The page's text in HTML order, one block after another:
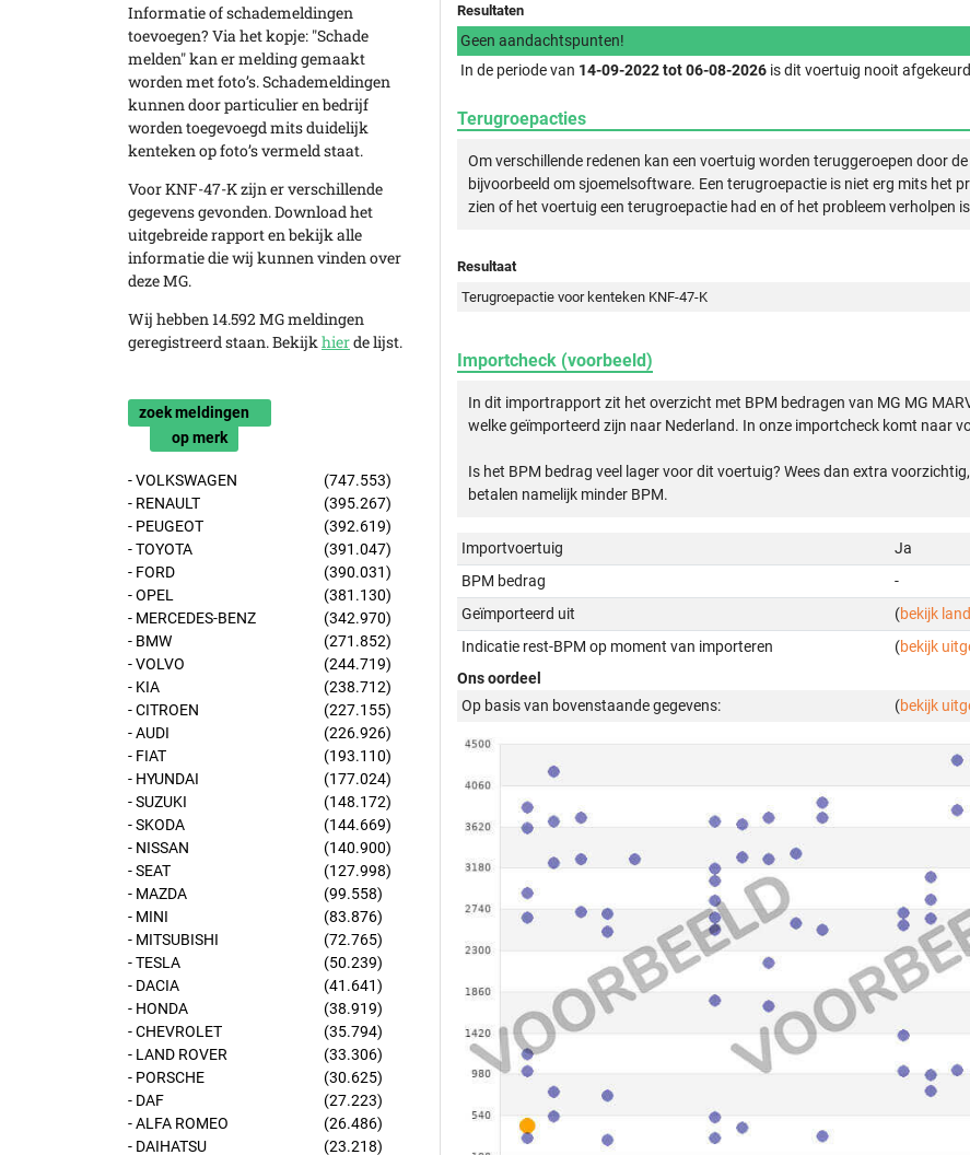
Informatie of schademeldingen
toevoegen? Via het kopje: "Schade
melden" kan er melding gemaakt
worden met foto’s. Schademeldingen
kunnen door particulier en bedrijf
worden toegevoegd mits duidelijk
kenteken op foto’s vermeld staat.
Voor KNF-47-K zijn er verschillende
gegevens gevonden. Download het
uitgebreide rapport en bekijk alle
informatie die wij kunnen vinden over
deze MG.
Wij hebben 14.592 MG meldingen
geregistreerd staan. Bekijkhierde lijst.
zoek meldingen
op merk
- VOLKSWAGEN
(747.553)
- RENAULT
(395.267)
- PEUGEOT
(392.619)
- TOYOTA
(391.047)
- FORD
(390.031)
- OPEL
(381.130)
- MERCEDES-BENZ
(342.970)
- BMW
(271.852)
- VOLVO
(244.719)
- KIA
(238.712)
- CITROEN
(227.155)
- AUDI
(226.926)
- FIAT
(193.110)
- HYUNDAI
(177.024)
- SUZUKI
(148.172)
- SKODA
(144.669)
- NISSAN
(140.900)
- SEAT
(127.998)
- MAZDA
(99.558)
- MINI
(83.876)
- MITSUBISHI
(72.765)
- TESLA
(50.239)
- DACIA
(41.641)
- HONDA
(38.919)
- CHEVROLET
(35.794)
- LAND ROVER
(33.306)
- PORSCHE
(30.625)
- DAF
(27.223)
- ALFA ROMEO
(26.486)
- DAIHATSU
(23.218)
Resultaten
Geen aandachtspunten!
In de periode van 14-09-2022 tot 06-08-2026 is dit voertuig nooit
Terugroepacties
Om verschillende redenen kan een voertuig worden teruggeroepen door
bijvoorbeeld om sjoemelsoftware. Een terugroepactie is niet erg mits het
zien of het voertuig een terugroepactie had en of het probleem verholpen
Resultaat
Terugroepactie voor kenteken KNF-47-K
Importcheck (voorbeeld)
In dit importrapport zit het overzicht met BPM bedragen van MG MG
welke geïmporteerd zijn naar Nederland. In onze importcheck komt naar
Is het BPM bedrag veel lager voor dit voertuig? Wees dan extra
betalen namelijk minder BPM.
Importvoertuig
Ja
BPM bedrag
-
Geïmporteerd uit
(bekijk
Indicatie rest-BPM op moment van importeren
(bekijk
Ons oordeel
Op basis van bovenstaande gegevens:
(bekijk